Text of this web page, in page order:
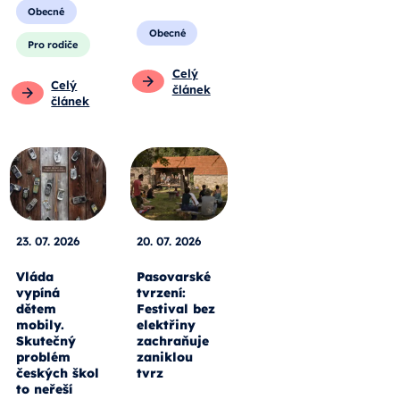
Obecné
Pro rodiče
Celý
článek
Obecné
Celý
článek
23. 07. 2026
Vláda
vypíná
dětem
mobily.
Skutečný
problém
českých škol
to neřeší
20. 07. 2026
Pasovarské
tvrzení:
Festival bez
elektřiny
zachraňuje
zaniklou
tvrz